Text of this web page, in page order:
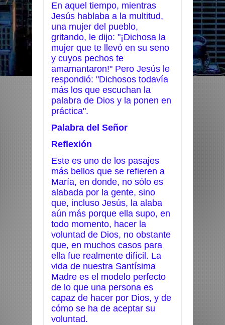
En aquel tiempo, mientras
Jesús hablaba a la multitud,
una mujer del pueblo,
gritando, le dijo: "¡Dichosa la
mujer que te llevó en su seno
y cuyos pechos te
amamantaron!" Pero Jesús le
respondió: "Dichosos todavía
más los que escuchan la
palabra de Dios y la ponen en
práctica".
Palabra del Señor
Reflexión
Este es uno de los pasajes
más bellos que se refieren a
María, en donde, no sólo es
alabada por la gente, sino
que, incluso Jesús, la alaba
aún más porque ella supo, en
todo momento, hacer la
voluntad de Dios, no obstante
que, en muchos casos para
ella fue realmente difícil. La
vida de nuestra Santísima
Madre es el modelo perfecto
de lo que una persona es
capaz de hacer por Dios, y de
cómo se ha de aceptar su
voluntad.